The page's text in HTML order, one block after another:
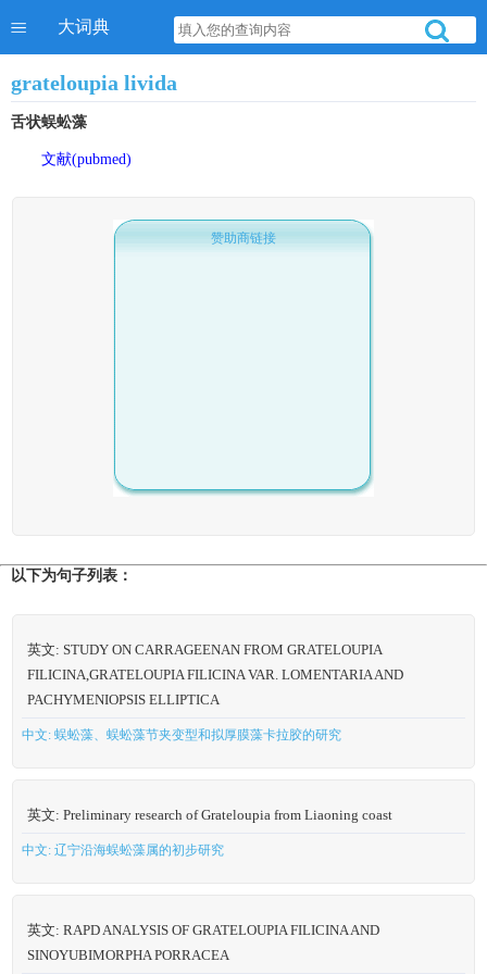
大词典
grateloupia livida
舌状蜈蚣藻
文献(pubmed)
赞助商链接
以下为句子列表：
英文: STUDY ON CARRAGEENAN FROM GRATELOUPIA
FILICINA,GRATELOUPIA FILICINA VAR. LOMENTARIA AND
PACHYMENIOPSIS ELLIPTICA
中文: 蜈蚣藻、蜈蚣藻节夹变型和拟厚膜藻卡拉胶的研究
英文: Preliminary research of Grateloupia from Liaoning coast
中文: 辽宁沿海蜈蚣藻属的初步研究
英文: RAPD ANALYSIS OF GRATELOUPIA FILICINA AND
SINOYUBIMORPHA PORRACEA